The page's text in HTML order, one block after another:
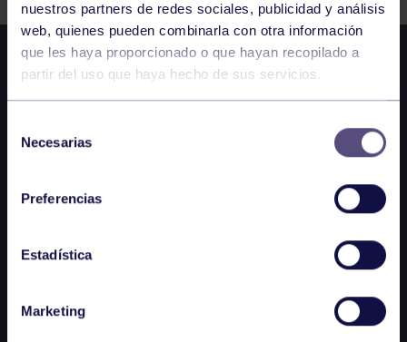
nuestros partners de redes sociales, publicidad y análisis
web, quienes pueden combinarla con otra información
que les haya proporcionado o que hayan recopilado a
partir del uso que haya hecho de sus servicios.
Necesarias
Preferencias
Estadística
Marketing